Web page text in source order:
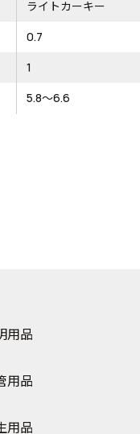
ライトカーキー
0.7
1
5.8～6.6
用品
用品
用品